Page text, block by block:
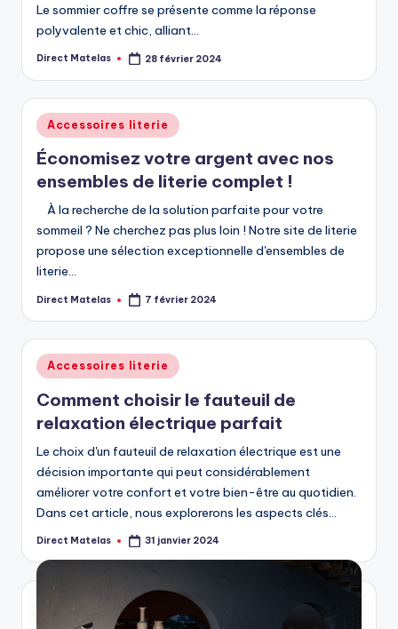
Le sommier coffre se présente comme la réponse
polyvalente et chic, alliant…
Direct Matelas 28 février 2024
Accessoires literie
Économisez votre argent avec nos
ensembles de literie complet !
À la recherche de la solution parfaite pour votre
sommeil ? Ne cherchez pas plus loin ! Notre site de literie
propose une sélection exceptionnelle d'ensembles de
literie…
Direct Matelas 7 février 2024
Accessoires literie
Comment choisir le fauteuil de
relaxation électrique parfait
Le choix d'un fauteuil de relaxation électrique est une
décision importante qui peut considérablement
améliorer votre confort et votre bien-être au quotidien.
Dans cet article, nous explorerons les aspects clés…
Direct Matelas 31 janvier 2024